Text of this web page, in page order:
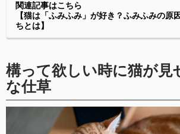
関連記事はこちら
【猫は「ふみふみ」が好き？ふみふみの原
ちとは】
構って欲しい時に猫が見
な仕草